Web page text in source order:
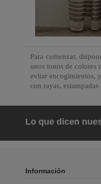
Para comenzar,
unos tonos de colores
evitar encogimientos,
con rayas,
Lo que dicen
Información